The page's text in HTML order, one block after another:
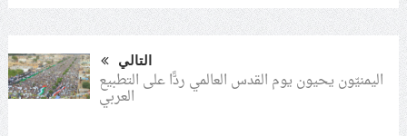
التالي
اليمنيّون يحيون يوم القدس العالمي ردًّا على التطبيع
العربي